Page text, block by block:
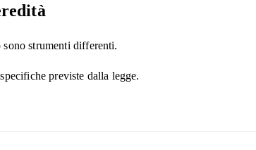
strumenti differenti.
previste dalla legge.